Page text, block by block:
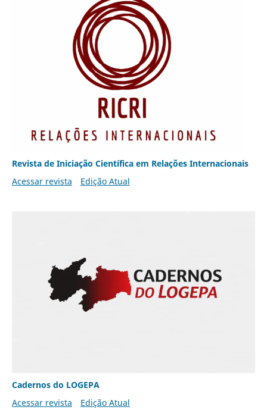
Revista de Iniciação Científica em Relações Internacionais
Acessar revista
Edição Atual
Cadernos do LOGEPA
Acessar revista
Edição Atual